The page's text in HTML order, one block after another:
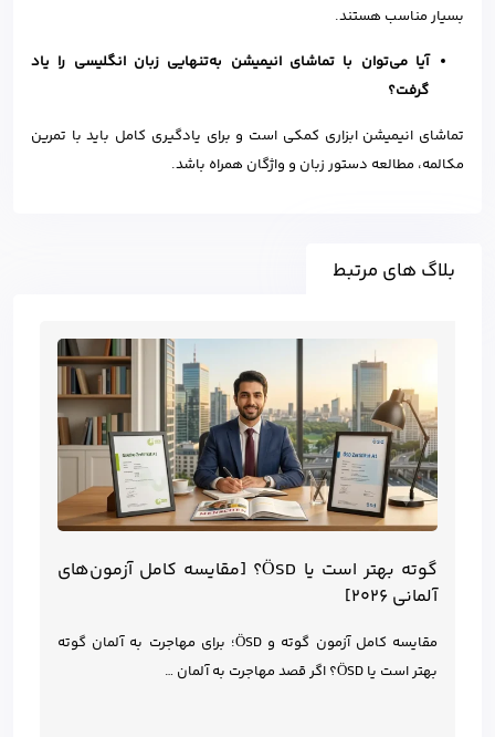
بسیار مناسب هستند.
آیا می‌توان با تماشای انیمیشن به‌تنهایی زبان انگلیسی را یاد
گرفت؟
تماشای انیمیشن ابزاری کمکی است و برای یادگیری کامل باید با تمرین
مکالمه، مطالعه دستور زبان و واژگان همراه باشد.
بلاگ های مرتبط
گوته بهتر است یا ÖSD؟ [مقایسه کامل آزمون‌های
آلمانی ۲۰۲۶]
مقایسه کامل آزمون گوته و ÖSD؛ برای مهاجرت به آلمان گوته
بهتر است یا ÖSD؟ اگر قصد مهاجرت به آلمان …